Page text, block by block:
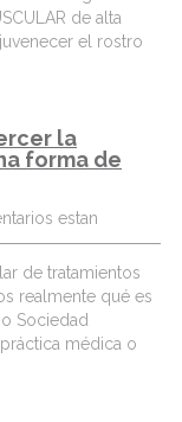
de alta
el rostro
la
forma de
estan
de tratamientos
realmente qué es
o Sociedad
médica o